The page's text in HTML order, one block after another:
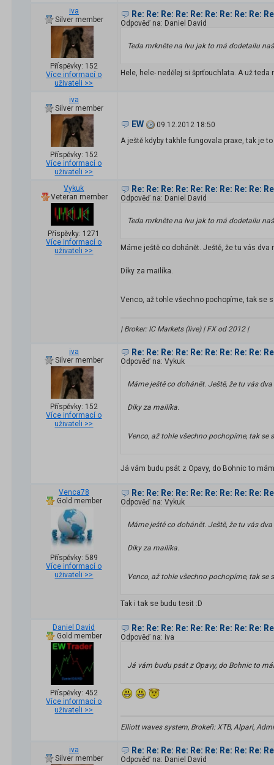
iva
Silver member
Příspěvky: 152
Více informací o
uživateli >>
Re: Re: Re: Re: Re: Re: Re: Re: Re:
Odpověď na: Daniel David
Teda mrkněte na Ivu jak to má dodetailu
Hele, hele- nedělej si šprťouchlata. A už teda
iva
Silver member
Příspěvky: 152
Více informací o
uživateli >>
EW
09.12.2012 18:50
A ještě kdyby takhle fungovala praxe, tak je to
Vykuk
Veteran member
Příspěvky: 1271
Více informací o
uživateli >>
Re: Re: Re: Re: Re: Re: Re: Re: Re:
Odpověď na: Daniel David
Teda mrkněte na Ivu jak to má dodetailu
Máme ještě co dohánět. Ještě, že tu vás dva
Díky za mailíka.
Venco, až tohle všechno pochopíme, tak se
| Broker: IC Markets (live) | FX od 2012 |
iva
Silver member
Příspěvky: 152
Více informací o
uživateli >>
Re: Re: Re: Re: Re: Re: Re: Re: Re:
Odpověď na: Vykuk
Máme ještě co dohánět. Ještě, že tu vás
Díky za mailíka.
Venco, až tohle všechno pochopíme, tak
Já vám budu psát z Opavy, do Bohnic to
Venca78
Gold member
Příspěvky: 589
Více informací o
uživateli >>
Re: Re: Re: Re: Re: Re: Re: Re: Re:
Odpověď na: Vykuk
Máme ještě co dohánět. Ještě, že tu vás
Díky za mailíka.
Venco, až tohle všechno pochopíme, tak
Tak i tak se budu tesit :D
Daniel David
Gold member
Příspěvky: 452
Více informací o
uživateli >>
Re: Re: Re: Re: Re: Re: Re: Re: Re:
Odpověď na: iva
Já vám budu psát z Opavy, do Bohnic to
Elliott waves system, Brokeři: XTB, Alpari,
iva
Silver member
Re: Re: Re: Re: Re: Re: Re: Re: Re:
Odpověď na: Daniel David